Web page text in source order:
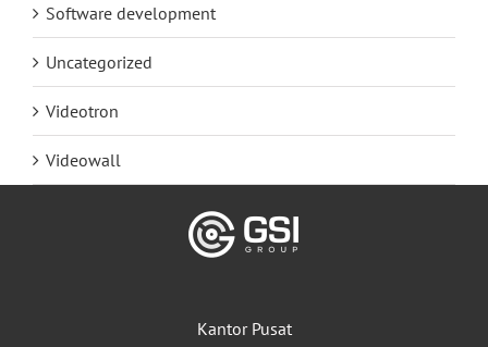
Software development
Uncategorized
Videotron
Videowall
Kantor Pusat